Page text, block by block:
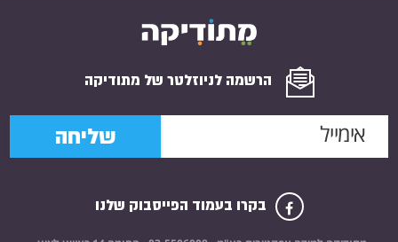
הרשמה לניוזלטר של מתודיקה
שליחה
בקרו בעמוד הפייסבוק שלנו